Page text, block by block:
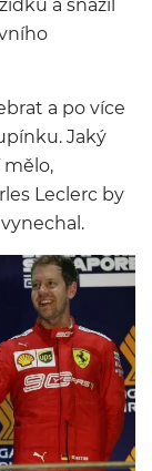
a snažil
a po více
Jaký
Leclerc by